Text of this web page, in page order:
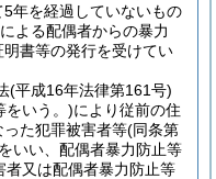
年を経過していないもの
よる配偶者からの暴力
書等の発行を受けてい
(平成16年法律第161号)
をいう。)により従前の住
た犯罪被害者等(同条第
いい、配偶者暴力防止等
又は配偶者暴力防止等